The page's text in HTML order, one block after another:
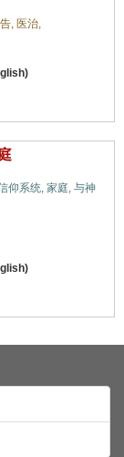
, 医治,
仰系统, 家庭, 与神